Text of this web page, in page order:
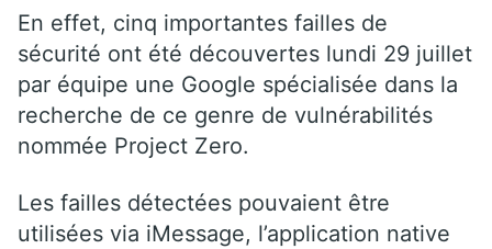
En effet, cinq importantes failles de
sécurité ont été découvertes lundi 29 juillet
par équipe une Google spécialisée dans la
recherche de ce genre de vulnérabilités
nommée Project Zero.
Les failles détectées pouvaient être
utilisées via iMessage, l’application native